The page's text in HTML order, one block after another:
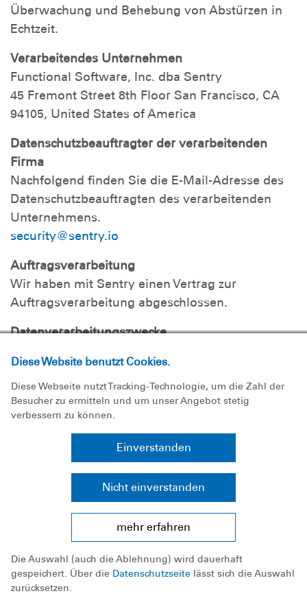
Überwachung und Behebung von Abstürzen in
Echtzeit.
Verarbeitendes Unternehmen
Functional Software, Inc. dba Sentry
45 Fremont Street 8th Floor San Francisco, CA
94105, United States of America
Datenschutzbeauftragter der verarbeitenden
Firma
Nachfolgend finden Sie die E-Mail-Adresse des
Datenschutzbeauftragten des verarbeitenden
Unternehmens.
security@sentry.io
Auftragsverarbeitung
Wir haben mit Sentry einen Vertrag zur
Auftragsverarbeitung abgeschlossen.
Datenverarbeitungszwecke
und -verarbeitung dar.
Erkennung von Code-Fehlern
Produkte entwickeln und verbessern
Genutzte Technologien
Diese Liste enthält alle Technologien, mit denen
dieser Dienst Daten sammelt. Typische
Technologien sind Cookies und Pixel, die im
Browser platziert werden.
Erhobene Daten
Diese Website benutzt Cookies.
Diese Webseite nutzt Tracking-Technologie, um die Zahl der
Besucher zu ermitteln und um unser Angebot stetig
verbessern zu können.
Einverstanden
Nicht einverstanden
mehr erfahren
Die Auswahl (auch die Ablehnung) wird dauerhaft
gespeichert. Über die Datenschutzseite lässt sich die Auswahl
zurücksetzen.